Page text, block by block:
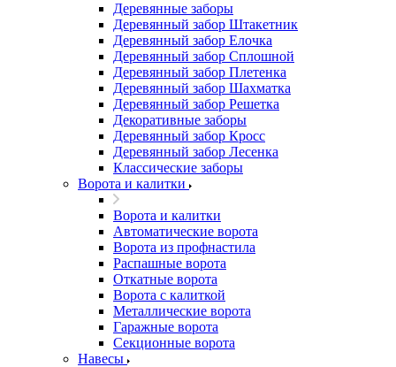
Деревянные заборы
Деревянный забор Штакетник
Деревянный забор Елочка
Деревянный забор Сплошной
Деревянный забор Плетенка
Деревянный забор Шахматка
Деревянный забор Решетка
Декоративные заборы
Деревянный забор Кросс
Деревянный забор Лесенка
Классические заборы
Ворота и калитки
Ворота и калитки
Автоматические ворота
Ворота из профнастила
Распашные ворота
Откатные ворота
Ворота с калиткой
Металлические ворота
Гаражные ворота
Секционные ворота
Навесы